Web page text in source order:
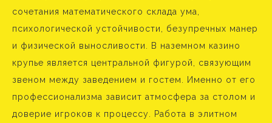
сочетания математического склада ума,
психологической устойчивости, безупречных манер
и физической выносливости. В наземном казино
крупье является центральной фигурой, связующим
звеном между заведением и гостем. Именно от его
профессионализма зависит атмосфера за столом и
доверие игроков к процессу. Работа в элитном